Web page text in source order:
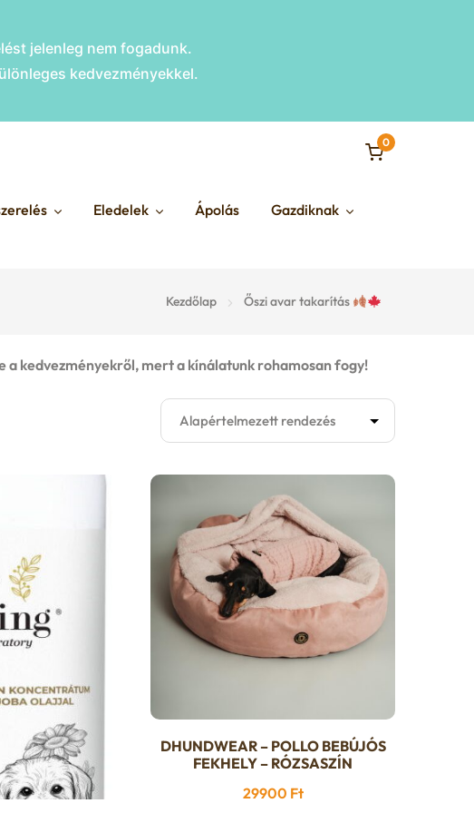
jelenleg nem fogadunk.
kedvezményekkel.
0
Eledelek Ápolás Gazdiknak
Kezdőlap Őszi avar takarítás
a kedvezményekről, mert a kínálatunk rohamosan fogy!
Ennek
a
terméknek
DHUNDWEAR – POLLO BEBÚJÓS
FEKHELY – RÓZSASZÍN
29900 Ft